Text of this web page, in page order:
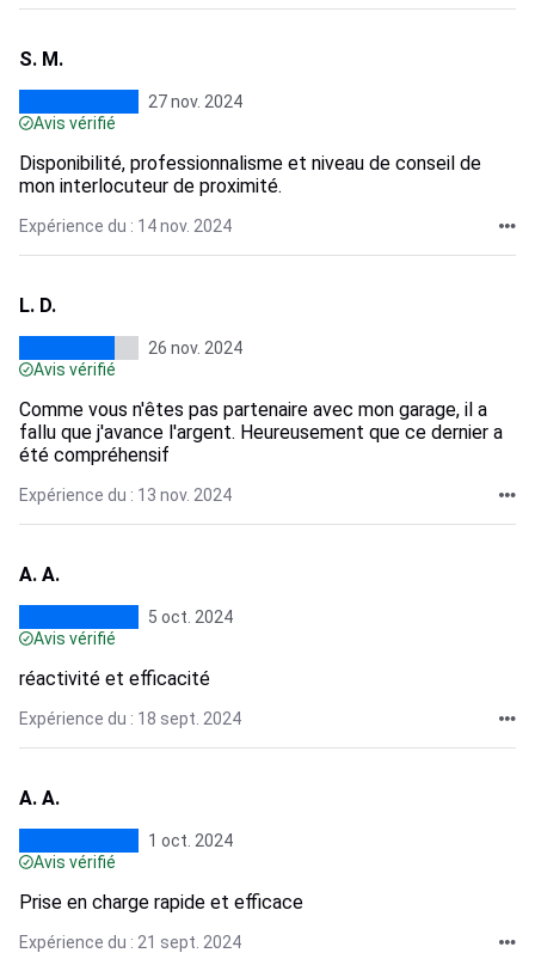
S. M.
27 nov. 2024
Avis vérifié
Disponibilité, professionnalisme et niveau de conseil de
mon interlocuteur de proximité.
Expérience du : 14 nov. 2024
L. D.
26 nov. 2024
Avis vérifié
Comme vous n'êtes pas partenaire avec mon garage, il a
fallu que j'avance l'argent. Heureusement que ce dernier a
été compréhensif
Expérience du : 13 nov. 2024
A. A.
5 oct. 2024
Avis vérifié
réactivité et efficacité
Expérience du : 18 sept. 2024
A. A.
1 oct. 2024
Avis vérifié
Prise en charge rapide et efficace
Expérience du : 21 sept. 2024